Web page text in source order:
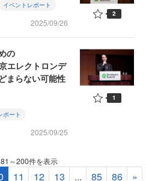
イベントレポート
2025/09/26
2
の
エレクトロンデ
まらない可能性
ポート
2025/09/25
1
～200件を表示
11 12 13 ... 85 86 »